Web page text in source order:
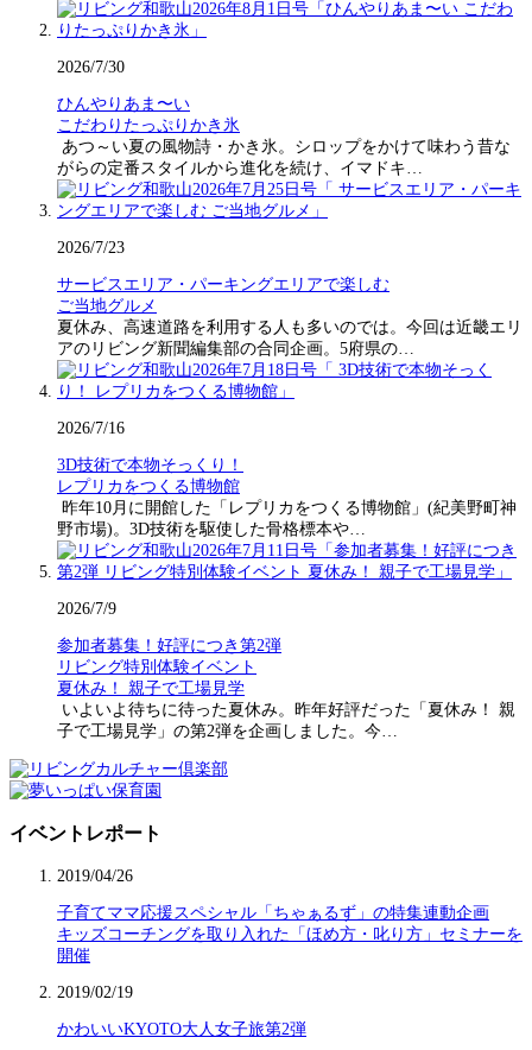
2026/7/30
ひんやりあま〜い
こだわりたっぷりかき氷
あつ～い夏の風物詩・かき氷。シロップをかけて味わう昔な
がらの定番スタイルから進化を続け、イマドキ…
2026/7/23
サービスエリア・パーキングエリアで楽しむ
ご当地グルメ
夏休み、高速道路を利用する人も多いのでは。今回は近畿エリ
アのリビング新聞編集部の合同企画。5府県の…
2026/7/16
3D技術で本物そっくり！
レプリカをつくる博物館
昨年10月に開館した「レプリカをつくる博物館」(紀美野町神
野市場)。3D技術を駆使した骨格標本や…
2026/7/9
参加者募集！好評につき第2弾
リビング特別体験イベント
夏休み！ 親子で工場見学
いよいよ待ちに待った夏休み。昨年好評だった「夏休み！ 親
子で工場見学」の第2弾を企画しました。今…
イベントレポート
2019/04/26
子育てママ応援スペシャル「ちゃぁるず」の特集連動企画
キッズコーチングを取り入れた「ほめ方・叱り方」セミナーを
開催
2019/02/19
かわいいKYOTO大人女子旅第2弾